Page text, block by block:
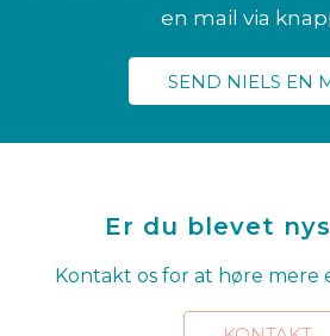
en mail via
SEND NIELS EN
Er du blevet
Kontakt os for at høre mere